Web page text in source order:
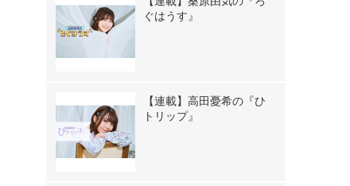
ぐはうす』
【連載】高田憂希の『ひ
トリップ』